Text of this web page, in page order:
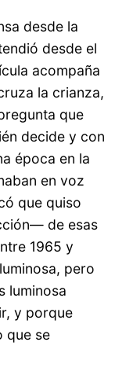
desde la
desde el
acompaña
la crianza,
que
decide y con
época en la
en voz
que quiso
de esas
1965 y
pero
luminosa
y porque
que se